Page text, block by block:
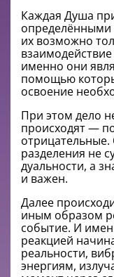
Каждая Душа
определёнными
их возможно
именно они
помощью
освоение
При этом дело
происходят —
отрицательные.
разделения не
дуальности, а
и важен.
Далее
иным образом
событие. И
реакцией
реальности,
энергиям,